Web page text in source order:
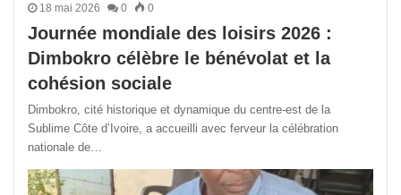
18 mai 2026 0 0
Journée mondiale des loisirs 2026 :
Dimbokro célèbre le bénévolat et la
cohésion sociale
Dimbokro, cité historique et dynamique du centre-est de la
Sublime Côte d’Ivoire, a accueilli avec ferveur la célébration
nationale de…